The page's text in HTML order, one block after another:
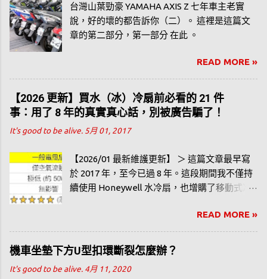
台灣山葉勁豪 YAMAHA AXIS Z 七年車主老實
說，好的壞的都告訴你（二）。 這裡是這篇文
章的第二部分，第一部分 在此 。
READ MORE »
【2026 更新】買水（冰）冷扇前必看的 21 件
事：用了 8 年的真實真心話，別被廣告騙了！
It's good to be alive. 5月 01, 2017
【2026/01 最新維護更新】 ＞ 這篇文章最早寫
於 2017 年，至今已過 8 年。這段期間我不僅持
續使用 Honeywell 水冷扇，也增購了移動式冷
有數據與建議，確保在 2026 年的今日，這些實
測心得依然準確且具備參考價值。 很多人寫部
落格都是勸敗、推薦等等，好像錢不是錢，一
直鼓吹網友買，但這篇是我個人使用水冷扇三
個夏天的心得。而我買的是 Honeywell
READ MORE »
機車坐墊下方U型扣環斷裂怎麼辦？
It's good to be alive. 4月 11, 2020